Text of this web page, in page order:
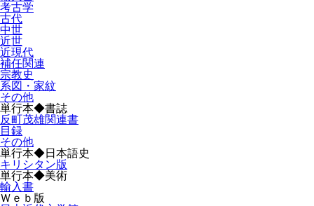
考古学
古代
中世
近世
近現代
補任関連
宗教史
系図・家紋
その他
単行本◆書誌
反町茂雄関連書
目録
その他
単行本◆日本語史
キリシタン版
単行本◆美術
輸入書
Ｗｅｂ版